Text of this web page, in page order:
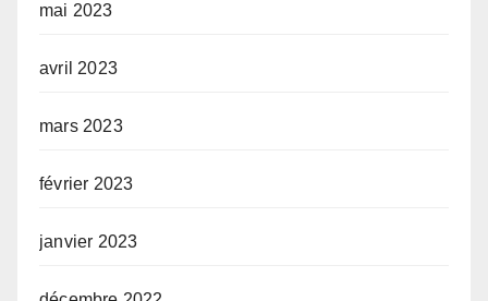
mai 2023
avril 2023
mars 2023
février 2023
janvier 2023